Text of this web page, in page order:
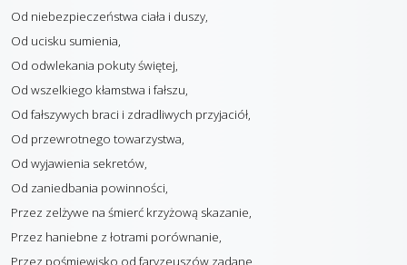
Od niebezpieczeństwa ciała i duszy,
Od ucisku sumienia,
Od odwlekania pokuty świętej,
Od wszelkiego kłamstwa i fałszu,
Od fałszywych braci i zdradliwych przyjaciół,
Od przewrotnego towarzystwa,
Od wyjawienia sekretów,
Od zaniedbania powinności,
Przez zelżywe na śmierć krzyżową skazanie,
Przez haniebne z łotrami porównanie,
Przez pośmiewisko od faryzeuszów zadane,